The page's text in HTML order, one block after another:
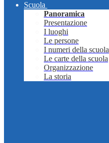
Scuola
Panoramica
Presentazione
I luoghi
Le persone
I numeri della scuola
Le carte della scuola
Organizzazione
La storia